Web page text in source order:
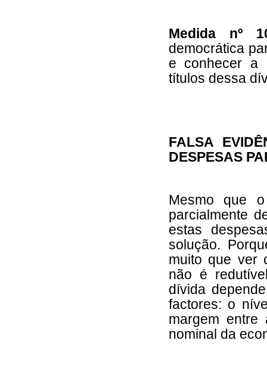
Medida nº
democrática
e conhecer a
títulos dessa
FALSA
DESPESAS
Mesmo que
parcialmente
estas
solução.
muito que ver
não é
dívida
factores: o
margem
nominal da